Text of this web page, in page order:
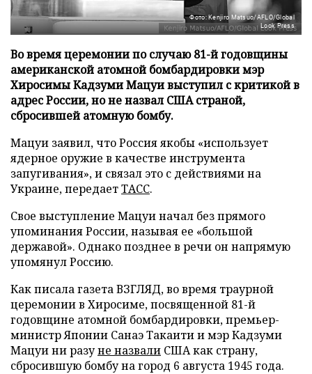
Фото: Kenjiro Matsuo/AFLO/Global
Look Press
Во время церемонии по случаю 81-й годовщины
американской атомной бомбардировки мэр
Хиросимы Кадзуми Мацуи выступил с критикой в
адрес России, но не назвал США страной,
сбросившей атомную бомбу.
Мацуи заявил, что Россия якобы «использует
ядерное оружие в качестве инструмента
запугивания», и связал это с действиями на
Украине, передаетТАСС.
Свое выступление Мацуи начал без прямого
упоминания России, называя ее «большой
державой». Однако позднее в речи он напрямую
упомянул Россию.
Как писала газета ВЗГЛЯД, во время траурной
церемонии в Хиросиме, посвященной 81-й
годовщине атомной бомбардировки, премьер-
министр Японии Санаэ Такаити и мэр Кадзуми
Мацуи ни разуне назвали США как страну,
сбросившую бомбу на город 6 августа 1945 года.